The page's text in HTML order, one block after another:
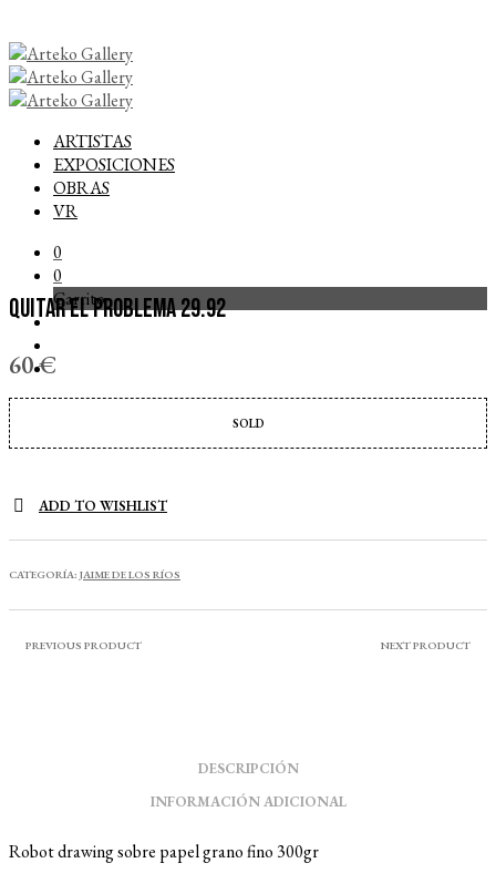
ARTISTAS
EXPOSICIONES
OBRAS
VR
0
0
Carrito
QUITAR EL PROBLEMA 29.92
60€
SOLD
ADD TO WISHLIST
CATEGORÍA: JAIME DE LOS RÍOS
PREVIOUS PRODUCT NEXT PRODUCT
DESCRIPCIÓN
INFORMACIÓN ADICIONAL
Robot drawing sobre papel grano fino 300gr